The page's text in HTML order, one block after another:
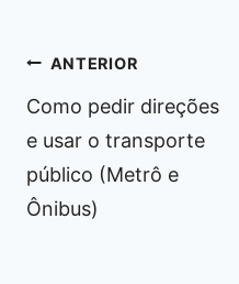
Navegação
de
Post
ANTERIOR
Como pedir direções
e usar o transporte
público (Metrô e
Ônibus)